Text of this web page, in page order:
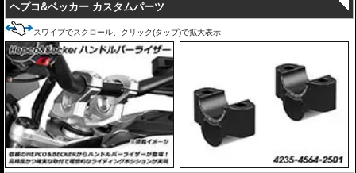
ヘプコ&ベッカー カスタムパーツ
スワイプでスクロール、クリック(タップ)で拡大表示